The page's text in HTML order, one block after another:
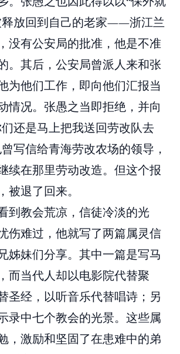
释放回到自己的老家——浙江兰
没有公安局的批准，他是不准
。其后，公安局曾派人来和张
为他们工作，即向他们汇报当
情况。张愚之当即拒绝，并向
还是马上把我送回劳改队去
写信给青海劳改农场的领导，
续在那里劳动改造。但这个报
被退了回来。
到教会荒凉，信徒冷淡的光
伤难过，他就写了两篇属灵信
姊妹们分享。其中一篇是写马
而当代人却以电影院代替聚
圣经，以听音乐代替唱诗；另
录中七个教会的光景。这些属
，激励和坚固了在患难中的弟